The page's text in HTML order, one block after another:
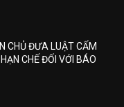
CHỦ ĐƯA LUẬT CẤM
CHẾ ĐỐI VỚI BÁO